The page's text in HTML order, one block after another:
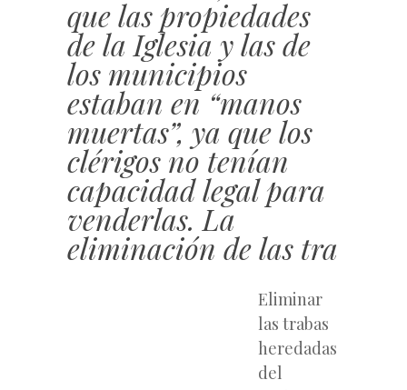
que las propiedades
de la Iglesia y las de
los municipios
estaban en “manos
muertas”, ya que los
clérigos no tenían
capacidad legal para
venderlas. La
eliminación de las tra
Eliminar
las trabas
heredadas
del